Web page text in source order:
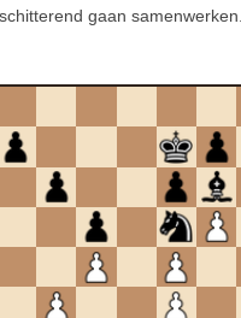
gaan samenwerken.